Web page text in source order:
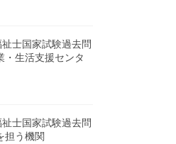
士国家試験過去問
生活支援センタ
士国家試験過去問
う機関